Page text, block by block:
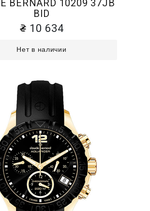
BERNARD 10209 37JB
BID
10 634
Нет в наличии